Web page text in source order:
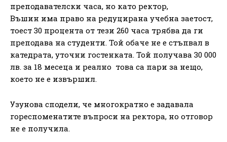
преподавателски часа, но като ректор,
Въшин има право на редуцирана учебна заетост,
тоест 30 процента от тези 260 часа трябва да ги
преподава на студенти. Той обаче не е стъпвал в
катедрата, уточни гостенката. Той получава 30 000
лв. за 18 месеца и реално това са пари за нещо,
което не е извършил.
Узунова сподели, че многократно е задавала
гореспоменатите въпроси на ректора, но отговор
не е получила.